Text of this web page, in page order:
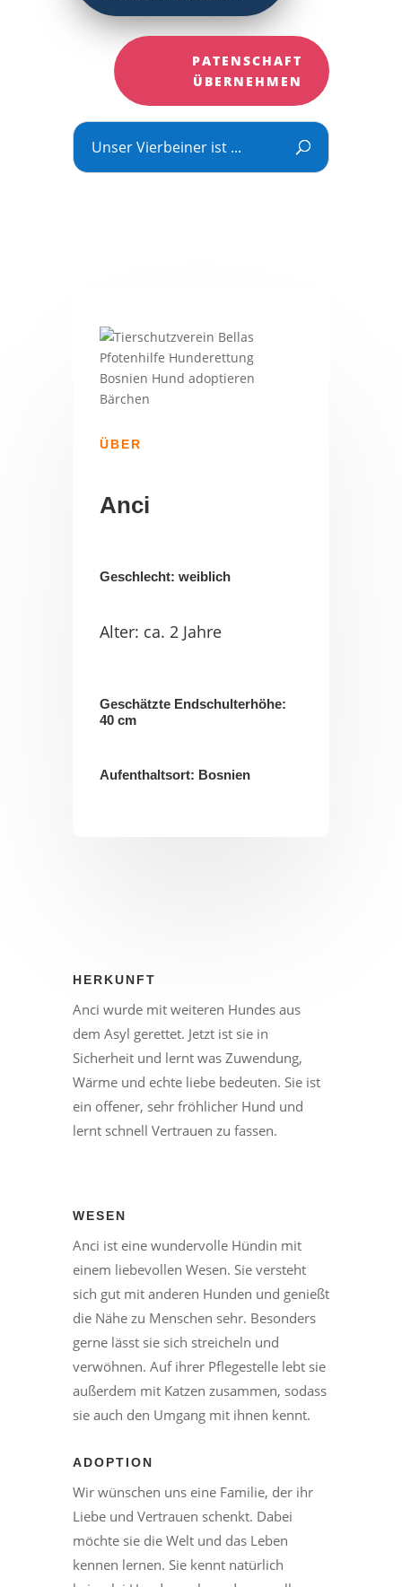
PATENSCHAFT
ÜBERNEHMEN
Unser Vierbeiner ist ...
ÜBER
Anci
Geschlecht: weiblich
Alter: ca. 2 Jahre
Geschätzte Endschulterhöhe:
40 cm
Aufenthaltsort: Bosnien
HERKUNFT
Anci wurde mit weiteren Hundes aus
dem Asyl gerettet. Jetzt ist sie in
Sicherheit und lernt was Zuwendung,
Wärme und echte liebe bedeuten. Sie ist
ein offener, sehr fröhlicher Hund und
lernt schnell Vertrauen zu fassen.
WESEN
Anci ist eine wundervolle Hündin mit
einem liebevollen Wesen. Sie versteht
sich gut mit anderen Hunden und genießt
die Nähe zu Menschen sehr. Besonders
gerne lässt sie sich streicheln und
verwöhnen. Auf ihrer Pflegestelle lebt sie
außerdem mit Katzen zusammen, sodass
sie auch den Umgang mit ihnen kennt.
ADOPTION
Wir wünschen uns eine Familie, der ihr
Liebe und Vertrauen schenkt. Dabei
möchte sie die Welt und das Leben
kennen lernen. Sie kennt natürlich